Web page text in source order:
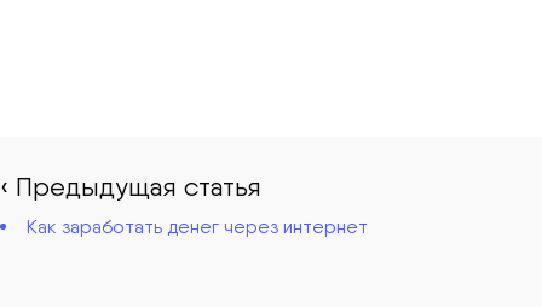
‹ Предыдущая статья
Как заработать денег через интернет